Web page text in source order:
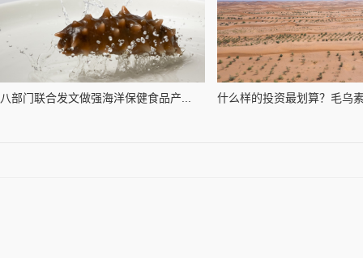
八部门联合发文做强海洋保健食品产... 什么样的投资最划算？毛乌